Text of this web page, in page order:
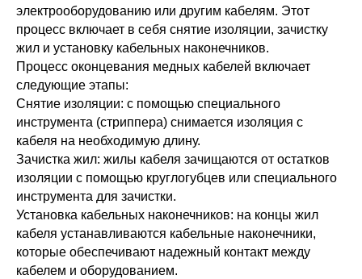
электрооборудованию или другим кабелям. Этот
процесс включает в себя снятие изоляции, зачистку
жил и установку кабельных наконечников.
Процесс оконцевания медных кабелей включает
следующие этапы:
Снятие изоляции: с помощью специального
инструмента (стриппера) снимается изоляция с
кабеля на необходимую длину.
Зачистка жил: жилы кабеля зачищаются от остатков
изоляции с помощью круглогубцев или специального
инструмента для зачистки.
Установка кабельных наконечников: на концы жил
кабеля устанавливаются кабельные наконечники,
которые обеспечивают надежный контакт между
кабелем и оборудованием.